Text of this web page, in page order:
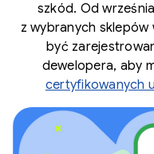
szkód. Od
z wybranych
być
dewelopera, aby
certyfikowanych